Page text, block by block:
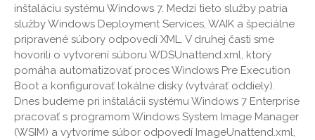
inštaláciu systému Windows 7. Medzi tieto služby patria
služby Windows Deployment Services, WAIK a špeciálne
pripravené súbory odpovedí XML. V druhej časti sme
hovorili o vytvorení súboru WDSUnattend.xml, ktorý
pomáha automatizovať proces Windows Pre Execution
Boot a konfigurovať lokálne disky (vytvárať oddiely).
Dnes budeme pri inštalácii systému Windows 7 Enterprise
pracovať s programom Windows System Image Manager
(WSIM) a vytvoríme súbor odpovedí ImageUnattend.xml,